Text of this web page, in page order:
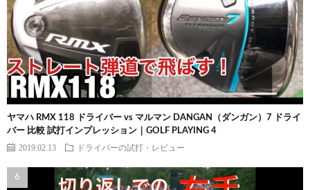
ヤマハ RMX 118 ドライバー vs マルマン DANGAN（ダンガン）7 ドライ
バー 比較 試打インプレッション｜GOLF PLAYING 4
2019.02.13 ドライバーの試打・レビュー